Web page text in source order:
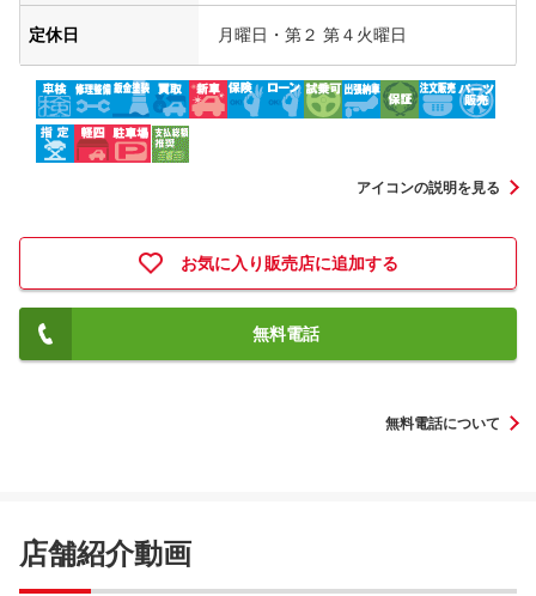
定休日 月曜日・第２ 第４火曜日
アイコンの説明を見る
お気に入り販売店に追加する
無料電話
無料電話について
店舗紹介動画